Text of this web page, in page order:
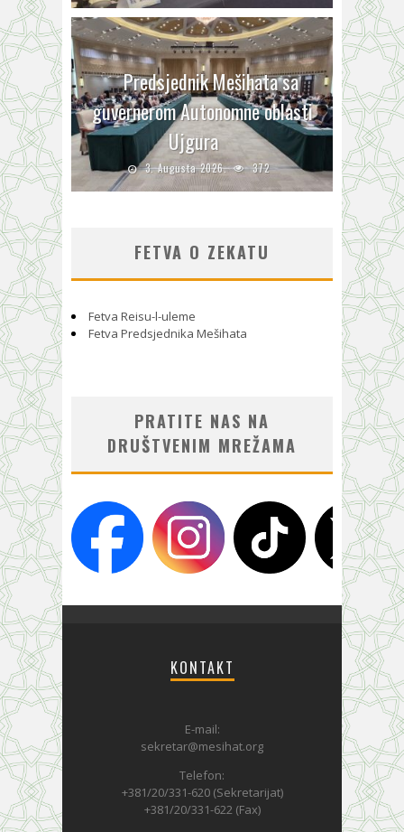
Predsjednik Mešihata sa
guvernerom Autonomne oblasti
Ujgura
3. Augusta 2026. 372
FETVA O ZEKATU
Fetva Reisu-l-uleme
Fetva Predsjednika Mešihata
PRATITE NAS NA
DRUŠTVENIM MREŽAMA
KONTAKT
E-mail:
sekretar@mesihat.org
Telefon:
+381/20/331-620 (Sekretarijat)
+381/20/331-622 (Fax)